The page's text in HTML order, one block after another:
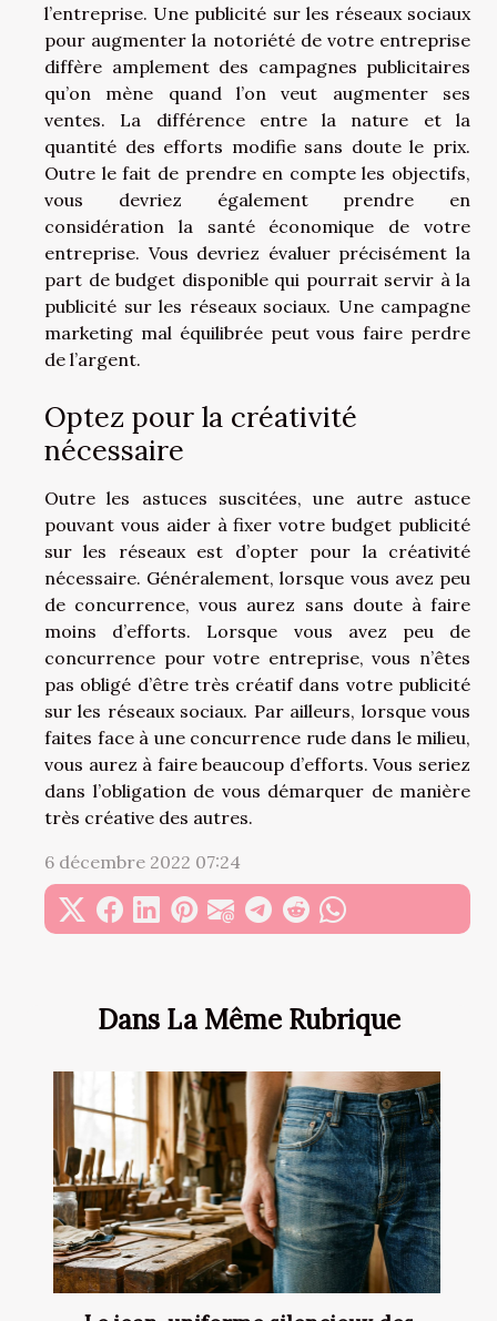
Dans La Même Rubrique
l’entreprise. Une publicité sur les réseaux sociaux
pour augmenter la notoriété de votre entreprise
diffère amplement des campagnes publicitaires
qu’on mène quand l’on veut augmenter ses
ventes. La différence entre la nature et la
quantité des efforts modifie sans doute le prix.
Outre le fait de prendre en compte les objectifs,
vous devriez également prendre en
considération la santé économique de votre
entreprise. Vous devriez évaluer précisément la
part de budget disponible qui pourrait servir à la
publicité sur les réseaux sociaux. Une campagne
marketing mal équilibrée peut vous faire perdre
de l’argent.
Optez pour la créativité
nécessaire
Outre les astuces suscitées, une autre astuce
pouvant vous aider à fixer votre budget publicité
sur les réseaux est d’opter pour la créativité
nécessaire. Généralement, lorsque vous avez peu
de concurrence, vous aurez sans doute à faire
moins d’efforts. Lorsque vous avez peu de
concurrence pour votre entreprise, vous n’êtes
pas obligé d’être très créatif dans votre publicité
sur les réseaux sociaux. Par ailleurs, lorsque vous
faites face à une concurrence rude dans le milieu,
vous aurez à faire beaucoup d’efforts. Vous seriez
dans l’obligation de vous démarquer de manière
très créative des autres.
6 décembre 2022 07:24